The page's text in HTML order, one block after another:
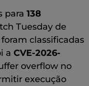
para 138
Tuesday de
classificadas
a CVE-2026-
overflow no
execução